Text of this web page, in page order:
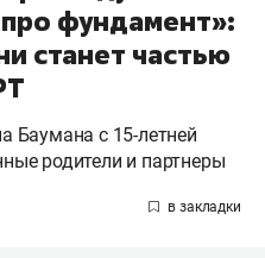
фундамент»:
станет частью
Баумана с 15-летней
родители и партнеры